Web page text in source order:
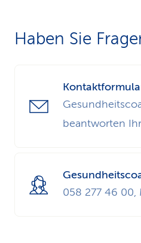
Haben Sie
beantworten
058 277 46 00,